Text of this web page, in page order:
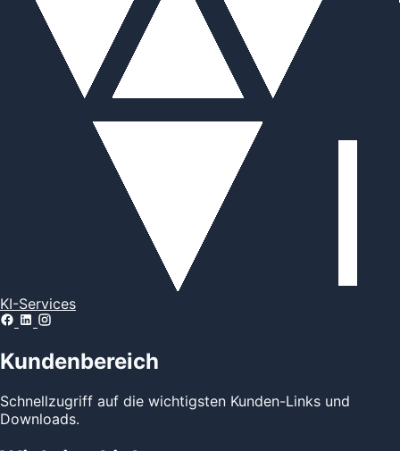
KI-Services
Kundenbereich
Schnellzugriff auf die wichtigsten Kunden-Links und
Downloads.